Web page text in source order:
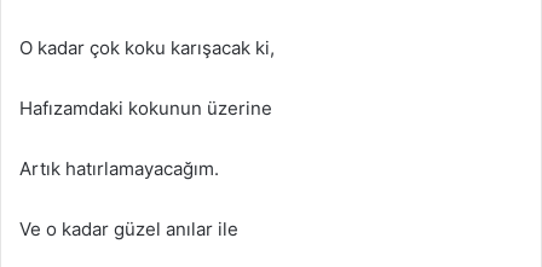
O kadar çok koku karışacak ki,
Hafızamdaki kokunun üzerine
Artık hatırlamayacağım.
Ve o kadar güzel anılar ile